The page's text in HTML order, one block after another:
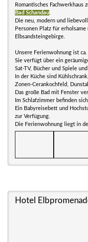
Romantisches Fachwerkhaus
Bad Schandau
Die neu, modern und
Personen Platz für
Elbsandsteingebirge.
Unsere Ferienwohnung ist ca.
Sie verfügt über ein
Sat-TV, Bücher und Spiele
In der Küche sind
Zonen-Cerankochfeld,
Das große Bad mit Fenster
Im Schlafzimmer befinden
Ein Babyreisebett und
zur Verfügung.
Die Ferienwohnung liegt in
Hotel